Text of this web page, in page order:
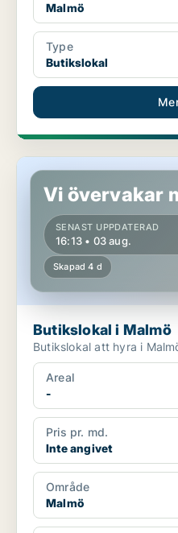
Malmö
Type
Butikslokal
Butikslokal i Malmö
Vi övervakar
SENAST UPPDATERAD
16:13 • 03 aug.
Skapad 4 d
Butikslokal i Malmö
Butikslokal att hyra i
Areal
-
Pris pr. md.
Inte angivet
Område
Malmö